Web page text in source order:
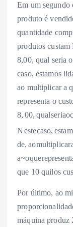
Em um segundo
produto é
quantidade
produtos custam
8,00, qual seria
caso, estamos
ao multiplicar a
representa o
8, 00, qualseria
Nestecaso, estam
de, aomultiplicar
a~oquerepresent
que 10 quilos
Por último, ao
máquina produz